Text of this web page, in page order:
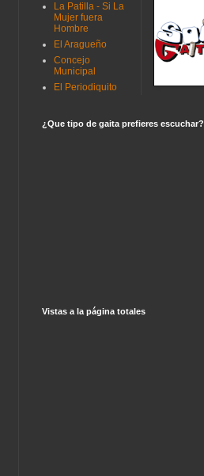
La Patilla - Si La
Mujer fuera
Hombre
El Aragueño
Concejo
Municipal
El Periodiquito
¿Que tipo de gaita prefieres escuchar?
Vistas a la página totales